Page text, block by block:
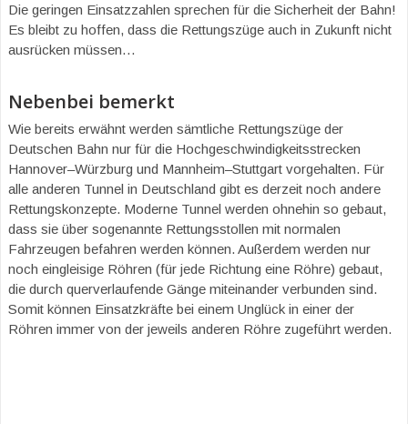
Die geringen Einsatzzahlen sprechen für die Sicherheit der Bahn!
Es bleibt zu hoffen, dass die Rettungszüge auch in Zukunft nicht
ausrücken müssen…
Nebenbei bemerkt
Wie bereits erwähnt werden sämtliche Rettungszüge der
Deutschen Bahn nur für die Hochgeschwindigkeitsstrecken
Hannover–Würzburg und Mannheim–Stuttgart vorgehalten. Für
alle anderen Tunnel in Deutschland gibt es derzeit noch andere
Rettungskonzepte. Moderne Tunnel werden ohnehin so gebaut,
dass sie über sogenannte Rettungsstollen mit normalen
Fahrzeugen befahren werden können. Außerdem werden nur
noch eingleisige Röhren (für jede Richtung eine Röhre) gebaut,
die durch querverlaufende Gänge miteinander verbunden sind.
Somit können Einsatzkräfte bei einem Unglück in einer der
Röhren immer von der jeweils anderen Röhre zugeführt werden.